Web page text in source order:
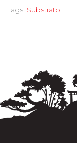
Tags: Substrato